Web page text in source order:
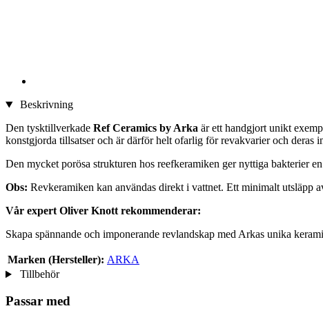
Beskrivning
Den tysktillverkade Ref Ceramics by Arka är ett handgjort unikt
konstgjorda tillsatser och är därför helt ofarlig för revakvarier och deras
Den mycket porösa strukturen hos reefkeramiken ger nyttiga bakterier
Obs: Revkeramiken kan användas direkt i vattnet. Ett minimalt utsläpp
Vår expert Oliver Knott rekommenderar:
Skapa spännande och imponerande revlandskap med Arkas unika
Marken (Hersteller): ARKA
Tillbehör
Passar med